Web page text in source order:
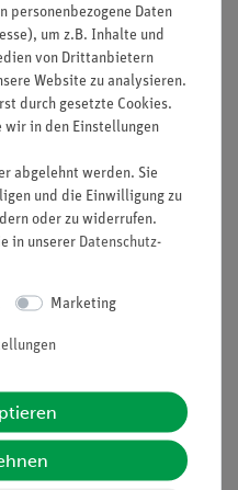
Mechanik auf
Flüssigkeiten
personenbezogene Daten
um z.B. Inhalte und
von Drittanbietern
Website zu analysieren.
durch gesetzte Cookies.
in den Einstellungen
abgelehnt werden. Sie
und die Einwilligung zu
oder zu widerrufen.
in unserer Daten­schutz­
Marketing